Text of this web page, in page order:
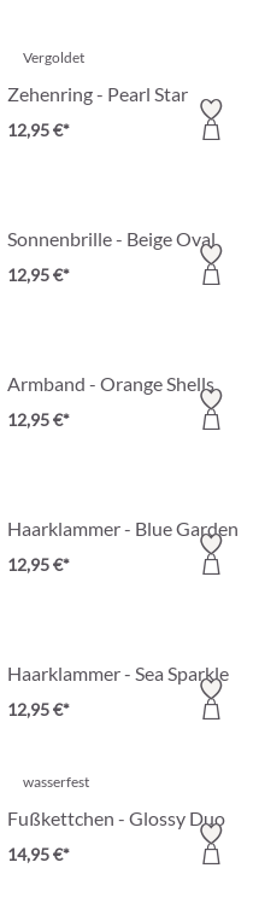
Vergoldet
Zehenring - Pearl Star
12,95 €*
Sonnenbrille - Beige Oval
12,95 €*
Armband - Orange Shells
12,95 €*
Haarklammer - Blue Garden
12,95 €*
Haarklammer - Sea Sparkle
12,95 €*
wasserfest
Fußkettchen - Glossy Duo
14,95 €*